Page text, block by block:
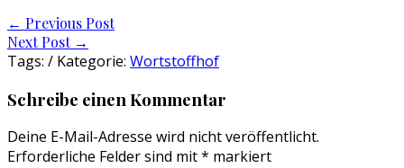
Post
navigation
← Previous Post
Next Post →
Tags: / Kategorie: Wortstoffhof
Schreibe einen Kommentar
Deine E-Mail-Adresse wird nicht veröffentlicht.
Erforderliche Felder sind mit* markiert